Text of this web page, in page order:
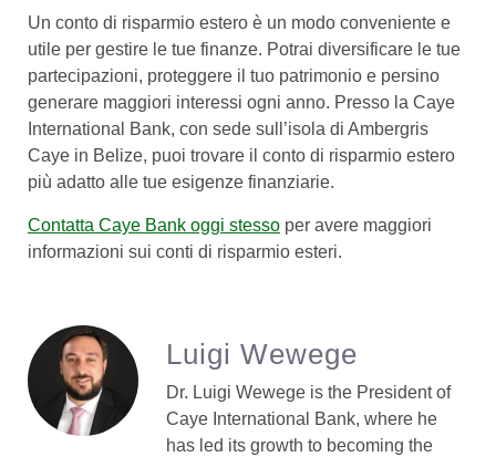
Un conto di risparmio estero è un modo conveniente e
utile per gestire le tue finanze. Potrai diversificare le tue
partecipazioni, proteggere il tuo patrimonio e persino
generare maggiori interessi ogni anno. Presso la Caye
International Bank, con sede sull’isola di Ambergris
Caye in Belize, puoi trovare il conto di risparmio estero
più adatto alle tue esigenze finanziarie.
Contatta Caye Bank oggi stesso per avere maggiori
informazioni sui conti di risparmio esteri.
Luigi Wewege
Dr. Luigi Wewege is the President of
Caye International Bank, where he
has led its growth to becoming the